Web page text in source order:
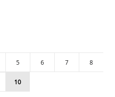
5 6 7 8
10